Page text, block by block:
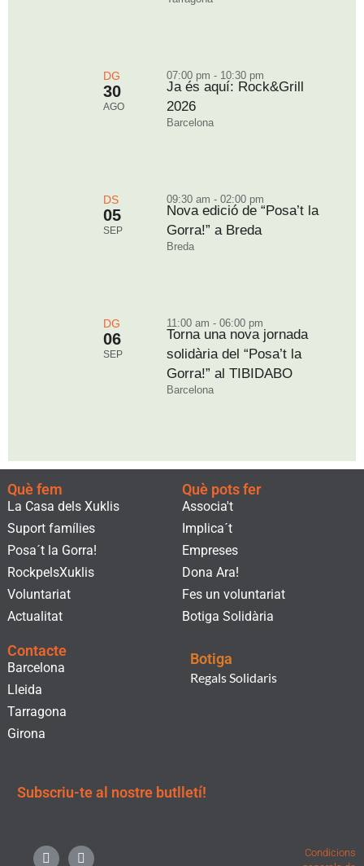
DG
30
AGO
07:00 pm - 10:30 pm
Ja és aquí: Rock&Grill
2026
Barcelona
DS
05
SEP
09:30 am - 02:00 pm
Nova edició de “Posa’t la
Gorra!” a Breda
Breda
DG
06
SEP
11:00 am - 06:00 pm
Torna una nova jornada
solidària del “Posa’t la
Gorra!” al TIBIDABO
Barcelona
Què fem
La Casa dels Xuklis
Suport famílies
Posa´t la Gorra!
RockpelsXuklis
Voluntariat
Actualitat
Què pots fer
Associa't
Implica´t
Empreses
Dona Ara!
Fes un voluntariat
Botiga Solidària
Contacte
Barcelona
Lleida
Tarragona
Girona
Botiga
Regals Solidaris
Subscriu-te al nostre butlletí!
F
X
I
Y
L
Condicions